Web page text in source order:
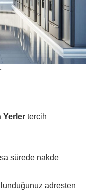
Yerler tercih
sürede nakde
adresten